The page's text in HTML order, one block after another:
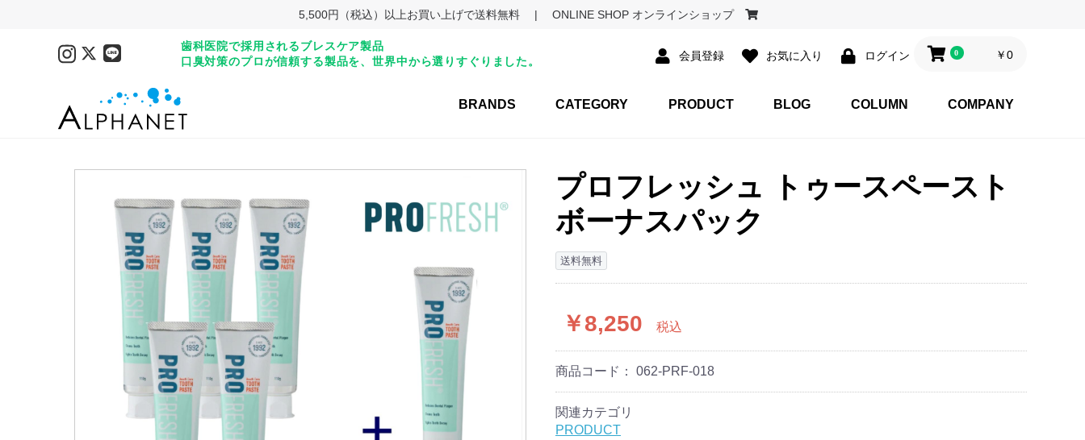
5,500円（税込）以上お買い上げで送料無料 | ONLINE SHOP オンラインショップ
歯科医院で採用されるブレスケア製品
口臭対策のプロが信頼する製品を、世界中から選りすぐりました。
会員登録 お気に入り ログイン 0 ￥0
BRANDS CATEGORY PRODUCT BLOG COLUMN COMPANY
プロフレッシュ トゥースペースト
ボーナスパック
送料無料
￥8,250 税込
商品コード： 062-PRF-018
関連カテゴリ
PRODUCT